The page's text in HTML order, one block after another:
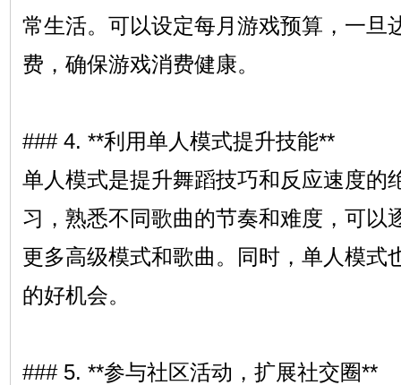
常生活。可以设定每月游戏预算，一旦
费，确保游戏消费健康。
### 4. **利用单人模式提升技能**
单人模式是提升舞蹈技巧和反应速度的
习，熟悉不同歌曲的节奏和难度，可以
更多高级模式和歌曲。同时，单人模式
的好机会。
### 5. **参与社区活动，扩展社交圈**